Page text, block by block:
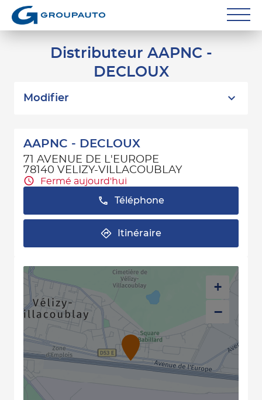
Carrossiers
Particuliers
Contact
Distributeur AAPNC -
DECLOUX
Modifier
AAPNC - DECLOUX
71 AVENUE DE L'EUROPE
78140 VELIZY-VILLACOUBLAY
Fermé aujourd'hui
Téléphone
Itinéraire
+
−